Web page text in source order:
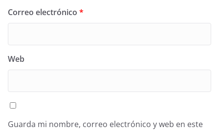
Correo electrónico *
Web
Guarda mi nombre, correo electrónico y web en este